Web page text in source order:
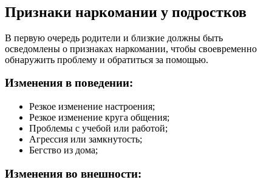
Признаки наркомании у подростков
В первую очередь родители и близкие должны быть
осведомлены о признаках наркомании, чтобы своевременно
обнаружить проблему и обратиться за помощью.
Изменения в поведении:
Резкое изменение настроения;
Резкое изменение круга общения;
Проблемы с учебой или работой;
Агрессия или замкнутость;
Бегство из дома;
Изменения во внешности: